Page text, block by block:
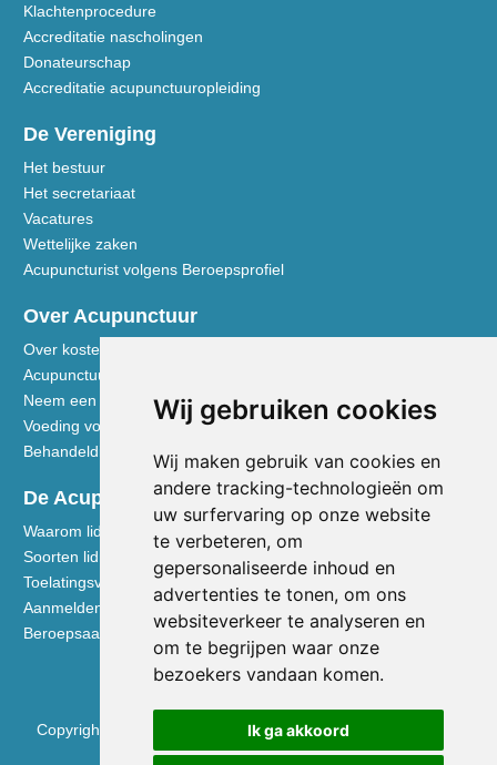
Wij gebruiken cookies
Wij maken gebruik van cookies en
andere tracking-technologieën om
uw surfervaring op onze website
te verbeteren, om
gepersonaliseerde inhoud en
advertenties te tonen, om ons
websiteverkeer te analyseren en
om te begrijpen waar onze
bezoekers vandaan komen.
Ik ga akkoord
Klachtenprocedure
Accreditatie nascholingen
Donateurschap
Accreditatie acupunctuuropleiding
De Vereniging
Het bestuur
Het secretariaat
Vacatures
Wettelijke zaken
Acupuncturist volgens Beroepsprofiel
Over Acupunctuur
Over kosten en vergoedingen
Acupunctuur toegelicht
Neem een kijkje in de praktijk
Voeding volgens de Vijf Elementen
Behandeldisciplines - TCG
De Acupuncturist
Waarom lid worden van de NVA
Soorten lidmaatschap NVA
Toelatingsvoorwaarden
Aanmelden voor lidmaatschap
Beroepsaansprakelijkheidsverzekering
Copyright © 2026 Nederlandse Vereniging voor Acupunctuur